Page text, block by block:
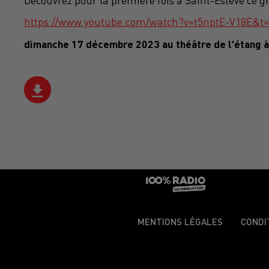
https://www.youtube.com/watch?v=t5nptE-
dimanche 17 décembre 2023 au théâtre de l'étang
MENTIONS LÉGALES